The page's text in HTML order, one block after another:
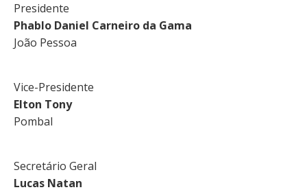
Presidente
Phablo Daniel Carneiro da Gama
João Pessoa
Vice-Presidente
Elton Tony
Pombal
Secretário Geral
Lucas Natan